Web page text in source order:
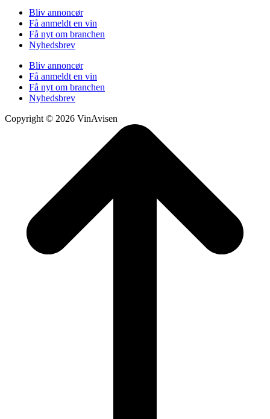
Bliv annoncør
Få anmeldt en vin
Få nyt om branchen
Nyhedsbrev
Bliv annoncør
Få anmeldt en vin
Få nyt om branchen
Nyhedsbrev
Copyright © 2026 VinAvisen